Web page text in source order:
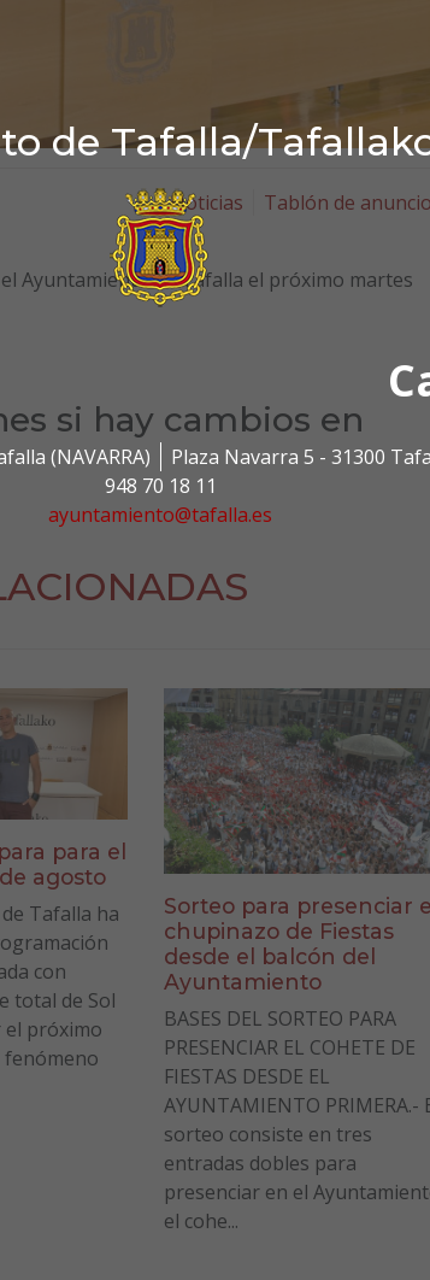
de Tafalla/
(NAVARRA)
Plaza Navarra 5 - 31300
948 70 18 11
ayuntamiento@tafalla.es
Noticias Tablón de
Ayuntamiento de Tafalla el próximo martes
si hay cambios en
para el
agosto
Tafalla ha
con
total de Sol
próximo
fenómeno
Sorteo para presenciar el
chupinazo de Fiestas
desde el balcón del
Ayuntamiento
BASES DEL SORTEO PARA
PRESENCIAR EL COHETE DE
FIESTAS DESDE EL
AYUNTAMIENTO PRIMERA.-
sorteo consiste en tres
entradas dobles para
presenciar en el
el cohe...